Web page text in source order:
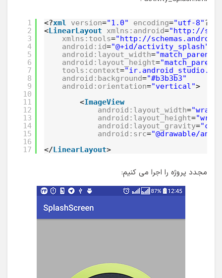
1
2
3
4
5
6
7
8
9
10
11
12
13
14
15
16
17
<?xml version="1.0" encoding="utf-8"?>
<LinearLayout xmlns:android="http://
xmlns:tools="http://
android:id="@+id/activity_splash"
android:layout_width="match_parent"
android:layout_height="match_parent"
tools:context=
android:background="#b3b3b3"
android:orientation="vertical">
<ImageView
android:layout_width=
android:layout_height=
android:layout_gravity=
android:src="@drawable/
</LinearLayout>
مجدد پروژه را اجرا می کنیم: